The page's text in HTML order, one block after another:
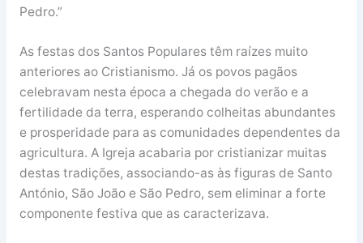
Pedro.”
As festas dos Santos Populares têm raízes muito
anteriores ao Cristianismo. Já os povos pagãos
celebravam nesta época a chegada do verão e a
fertilidade da terra, esperando colheitas abundantes
e prosperidade para as comunidades dependentes da
agricultura. A Igreja acabaria por cristianizar muitas
destas tradições, associando-as às figuras de Santo
António, São João e São Pedro, sem eliminar a forte
componente festiva que as caracterizava.